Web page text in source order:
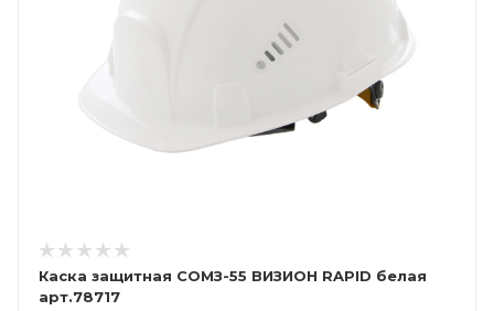
Каска защитная СОМЗ-55 ВИЗИОН RAPID белая
арт.78717